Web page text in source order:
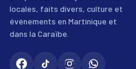
locales, faits divers, culture et
événements en Martinique et
dans la Caraïbe.